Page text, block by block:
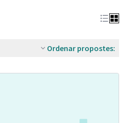
Ordenar propostes: